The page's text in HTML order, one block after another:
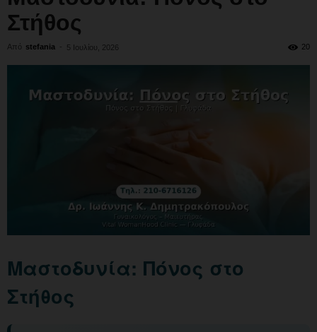
Στήθος
Από stefania - 5 Ιουλίου, 2026 20
Μαστοδυνία: Πόνος στο
Στήθος